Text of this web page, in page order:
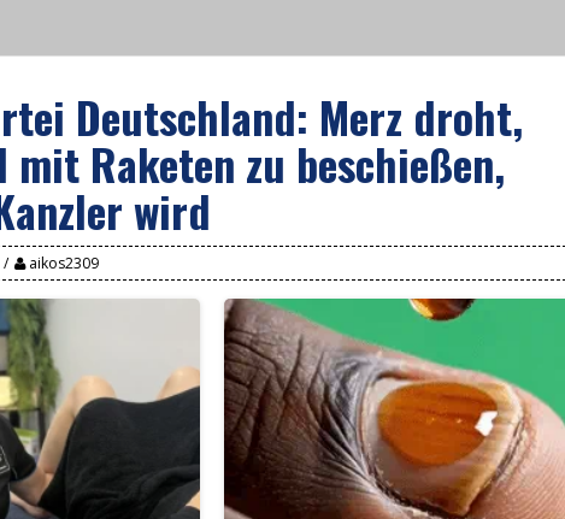
Deutschland: Merz droht,
mit Raketen zu beschießen,
wird
aikos2309